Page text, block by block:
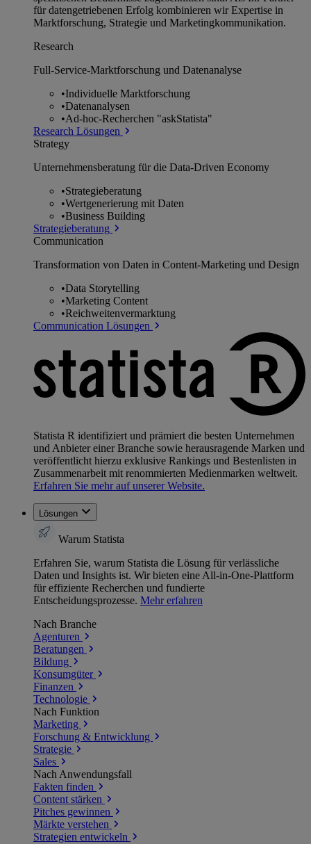
für datengetriebenen Erfolg kombinieren wir Expertise in
Marktforschung, Strategie und Marketingkommunikation.
Research
Full-Service-Marktforschung und Datenanalyse
•Individuelle Marktforschung
•Datenanalysen
•Ad-hoc-Recherchen "askStatista"
Research Lösungen
Strategy
Unternehmens­beratung für die Data-Driven Economy
•Strategieberatung
•Wertgenerierung mit Daten
•Business Building
Strategieberatung
Communication
Transformation von Daten in Content-Marketing und Design
•Data Storytelling
•Marketing Content
•Reichweitenvermarktung
Communication Lösungen
Statista R identifiziert und prämiert die besten Unternehmen
und Anbieter einer Branche sowie herausragende Marken und
veröffentlicht hierzu exklusive Rankings und Bestenlisten in
Zusammenarbeit mit renommierten Medienmarken weltweit.
Erfahren Sie mehr auf unserer Website.
Lösungen
Warum Statista
Erfahren Sie, warum Statista die Lösung für verlässliche
Daten und Insights ist. Wir bieten eine All-in-One-Plattform
für effiziente Recherchen und fundierte
Entscheidungsprozesse. Mehr erfahren
Nach Branche
Agenturen
Beratungen
Bildung
Konsumgüter
Finanzen
Technologie
Nach Funktion
Marketing
Forschung & Entwicklung
Strategie
Sales
Nach Anwendungsfall
Fakten finden
Content stärken
Pitches gewinnen
Märkte verstehen
Strategien entwickeln